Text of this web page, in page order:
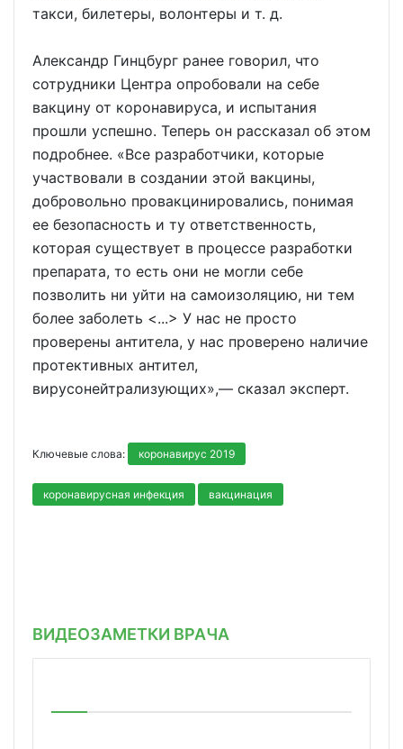
такси, билетеры, волонтеры и т. д.
Александр Гинцбург ранее говорил, что
сотрудники Центра опробовали на себе
вакцину от коронавируса, и испытания
прошли успешно. Теперь он рассказал об этом
подробнее. «Все разработчики, которые
участвовали в создании этой вакцины,
добровольно провакцинировались, понимая
ее безопасность и ту ответственность,
которая существует в процессе разработки
препарата, то есть они не могли себе
позволить ни уйти на самоизоляцию, ни тем
более заболеть <...> У нас не просто
проверены антитела, у нас проверено наличие
протективных антител,
вирусонейтрализующих»,— сказал эксперт.
Ключевые слова: коронавирус 2019
коронавирусная инфекция вакцинация
ВИДЕОЗАМЕТКИ ВРАЧА